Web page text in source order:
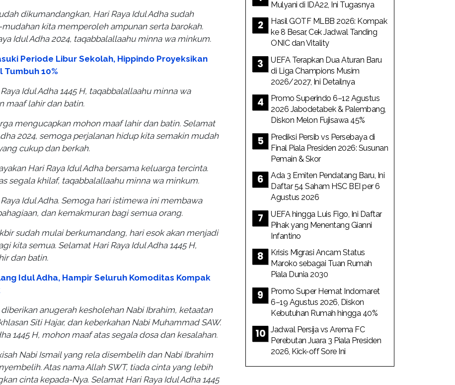
dikumandangkan, Hari Raya Idul Adha sudah
kita memperoleh ampunan serta barokah.
Idul Adha 2024, taqabbalallaahu minna wa minkum.
Periode Libur Sekolah, Hippindo Proyeksikan
Tumbuh 10%
Idul Adha 1445 H, taqabbalallaahu minna wa
maaf lahir dan batin.
mengucapkan mohon maaf lahir dan batin. Selamat
2024, semoga perjalanan hidup kita semakin mudah
cukup dan berkah.
Hari Raya Idul Adha bersama keluarga tercinta.
segala khilaf, taqabbalallaahu minna wa minkum.
Idul Adha. Semoga hari istimewa ini membawa
dan kemakmuran bagi semua orang.
sudah mulai berkumandang, hari esok akan menjadi
kita semua. Selamat Hari Raya Idul Adha 1445 H,
dan batin.
Idul Adha, Hampir Seluruh Komoditas Kompak
diberikan anugerah kesholehan Nabi Ibrahim, ketaatan
Siti Hajar, dan keberkahan Nabi Muhammad SAW.
1445 H, mohon maaf atas segala dosa dan kesalahan.
Nabi Ismail yang rela disembelih dan Nabi Ibrahim
Atas nama Allah SWT, tiada cinta yang lebih
cinta kepada-Nya. Selamat Hari Raya Idul Adha 1445
Mulyani di IDA22, Ini Tugasnya
Hasil GOTF MLBB 2026: Kompak
ke 8 Besar, Cek Jadwal Tanding
ONIC dan Vitality
UEFA Terapkan Dua Aturan Baru
di Liga Champions Musim
2026/2027, Ini Detailnya
Promo Superindo 6–12 Agustus
2026 Jabodetabek & Palembang,
Diskon Melon Fujisawa 45%
Prediksi Persib vs Persebaya di
Final Piala Presiden 2026: Susunan
Pemain & Skor
Ada 3 Emiten Pendatang Baru, Ini
Daftar 54 Saham HSC BEI per 6
Agustus 2026
UEFA hingga Luis Figo, Ini Daftar
Pihak yang Menentang Gianni
Infantino
Krisis Migrasi Ancam Status
Maroko sebagai Tuan Rumah
Piala Dunia 2030
Promo Super Hemat Indomaret
6–19 Agustus 2026, Diskon
Kebutuhan Rumah hingga 40%
Jadwal Persija vs Arema FC
Perebutan Juara 3 Piala Presiden
2026, Kick-off Sore Ini